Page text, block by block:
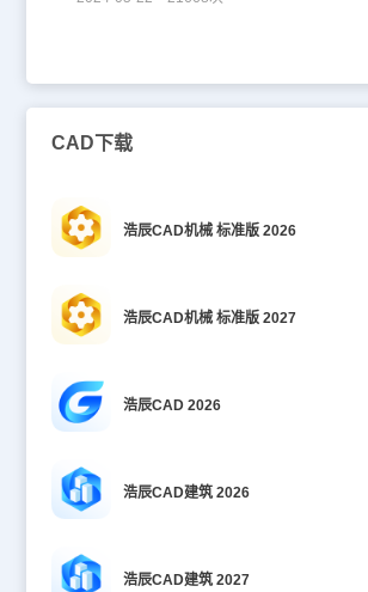
CAD下载
浩辰CAD机械 标准版 2026
浩辰CAD机械 标准版 2027
浩辰CAD 2026
浩辰CAD建筑 2026
浩辰CAD建筑 2027